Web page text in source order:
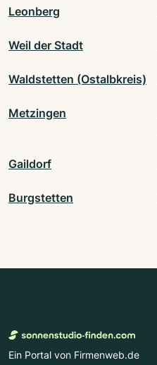
Leonberg
Weil der Stadt
Waldstetten (Ostalbkreis)
Metzingen
Gaildorf
Burgstetten
Ein Portal von Firmenweb.de